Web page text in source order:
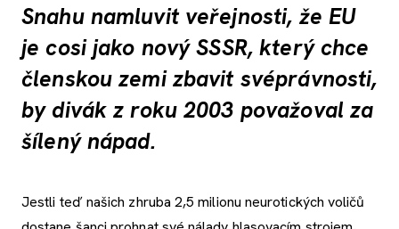
Snahu namluvit veřejnosti, že EU
je cosi jako nový SSSR, který chce
členskou zemi zbavit svéprávnosti,
by divák z roku 2003 považoval za
šílený nápad.
Jestli teď našich zhruba 2,5 milionu neurotických voličů